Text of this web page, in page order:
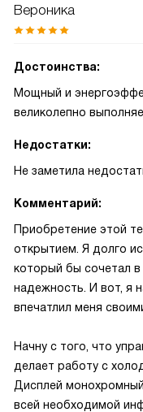
Вероника
Достоинства:
Мощный и
великолепно
Недостатки:
Не заметила
Комментарий:
Приобретение этой
открытием. Я долго
который бы сочетал в
надежность. И вот, я
впечатлил меня
Начну с того, что
делает работу с
Дисплей
всей необходимой